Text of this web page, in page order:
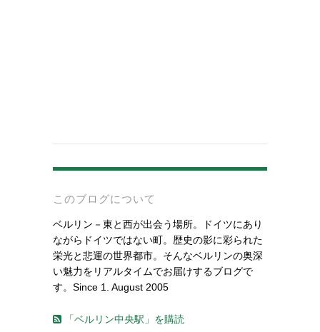
-
このブログについて
ベルリン－東と西が出会う場所。ドイツにあり
ながらドイツではない町。歴史の影に彩られた
栄光と悲運の世界都市。そんなベルリンの奥深
い魅力をリアルタイムでお届けするブログで
す。Since 1. August 2005
「ベルリン中央駅」を購読